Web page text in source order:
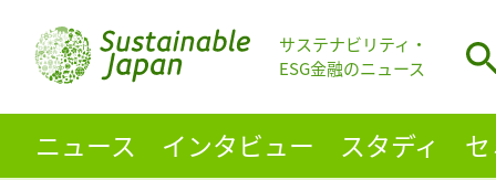
サステナビリティ・
ESG金融のニュース
ニュース インタビュー スタディ